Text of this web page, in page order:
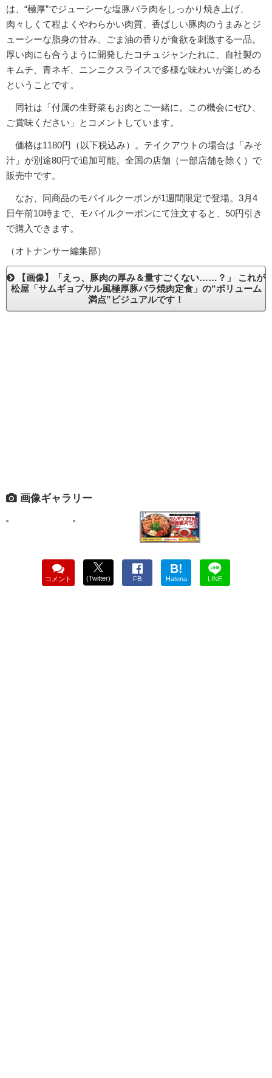
は、“極厚”でジューシーな塩豚バラ肉をしっかり焼き上げ、
肉々しくて程よくやわらかい肉質、香ばしい豚肉のうまみとジ
ューシーな脂身の甘み、ごま油の香りが食欲を刺激する一品。
厚い肉にも合うように開発したコチュジャンたれに、自社製の
キムチ、青ネギ、ニンニクスライスで多様な味わいが楽しめる
ということです。
同社は「付属の生野菜もお肉とご一緒に。この機会にぜひ、
ご賞味ください」とコメントしています。
価格は1180円（以下税込み）。テイクアウトの場合は「みそ
汁」が別途80円で追加可能。全国の店舗（一部店舗を除く）で
販売中です。
なお、同商品のモバイルクーポンが1週間限定で登場。3月4
日午前10時まで、モバイルクーポンにて注文すると、50円引き
で購入できます。
（オトナンサー編集部）
【画像】「えっ、豚肉の厚み＆量すごくない……？」 これが
松屋「サムギョプサル風極厚豚バラ焼肉定食」の“ボリューム
満点”ビジュアルです！
画像ギャラリー
コメント (Twitter) FB
B!
Hatena LINE